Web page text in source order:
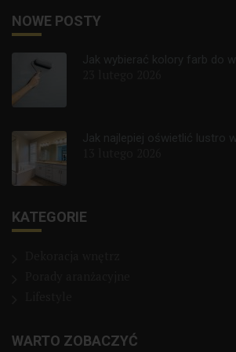
NOWE POSTY
Jak wybierać kolory farb do
Jak najlepiej oświetlić lustro
KATEGORIE
WARTO ZOBACZYĆ